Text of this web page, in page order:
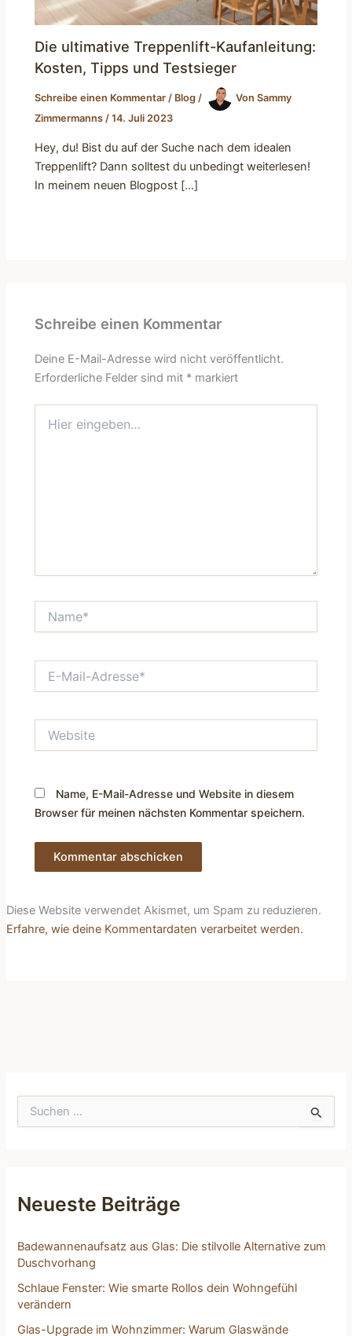
Die ultimative Treppenlift-Kaufanleitung:
Kosten, Tipps und Testsieger
Schreibe einen Kommentar / Blog / VonSammy
Zimmermanns/14. Juli 2023
Hey, du! Bist du auf der Suche nach dem idealen
Treppenlift? Dann solltest du unbedingt weiterlesen!
In meinem neuen Blogpost […]
Schreibe einen Kommentar
Deine E-Mail-Adresse wird nicht veröffentlicht.
Erforderliche Felder sind mit * markiert
eingeben…
Mail-
Name, E-Mail-Adresse und Website in diesem
Browser für meinen nächsten Kommentar speichern.
Diese Website verwendet Akismet, um Spam zu reduzieren.
Erfahre, wie deine Kommentardaten verarbeitet werden.
n
a
h
:
Neueste Beiträge
Badewannenaufsatz aus Glas: Die stilvolle Alternative zum
Duschvorhang
Schlaue Fenster: Wie smarte Rollos dein Wohngefühl
verändern
Glas-Upgrade im Wohnzimmer: Warum Glaswände